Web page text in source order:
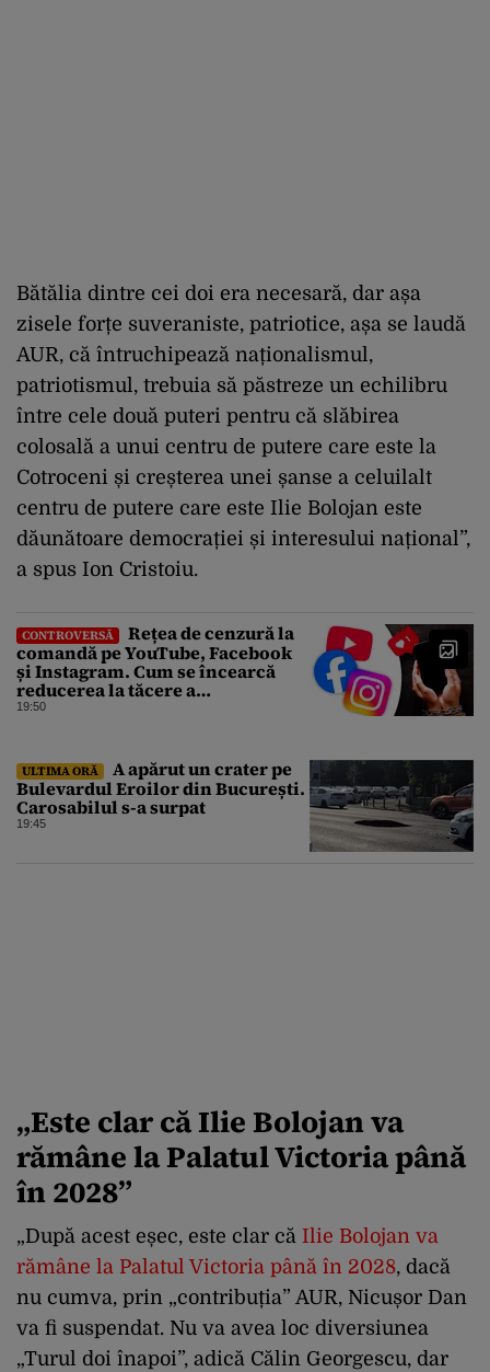
Bătălia dintre cei doi era necesară, dar așa
zisele forțe suveraniste, patriotice, așa se laudă
AUR, că întruchipează naționalismul,
patriotismul, trebuia să păstreze un echilibru
între cele două puteri pentru că slăbirea
colosală a unui centru de putere care este la
Cotroceni și creșterea unei șanse a celuilalt
centru de putere care este Ilie Bolojan este
dăunătoare democrației și interesului național”,
a spus Ion Cristoiu.
CONTROVERSĂ
Rețea de cenzură la
comandă pe YouTube, Facebook
și Instagram. Cum se încearcă
reducerea la tăcere a
investigațiilor de presă de pe
19:50
ULTIMA ORĂ
A apărut un crater pe
Bulevardul Eroilor din București.
Carosabilul s-a surpat
19:45
„Este clar că Ilie Bolojan va
rămâne la Palatul Victoria până
în 2028”
„După acest eșec, este clar că Ilie Bolojan va
rămâne la Palatul Victoria până în 2028, dacă
nu cumva, prin „contribuția” AUR, Nicușor Dan
va fi suspendat. Nu va avea loc diversiunea
„Turul doi înapoi”, adică Călin Georgescu, dar